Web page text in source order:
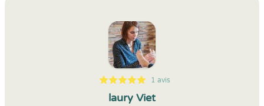
5
1
5
1 1 avis
laury Viet